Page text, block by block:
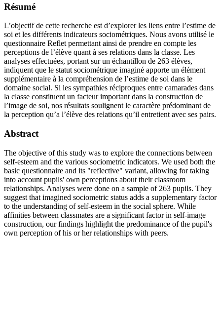
Résumé
L’objectif de cette recherche est d’explorer les liens entre l’estime de
soi et les différents indicateurs sociométriques. Nous avons utilisé le
questionnaire Reflet permettant ainsi de prendre en compte les
perceptions de l’élève quant à ses relations dans la classe. Les
analyses effectuées, portant sur un échantillon de 263 élèves,
indiquent que le statut sociométrique imaginé apporte un élément
supplémentaire à la compréhension de l’estime de soi dans le
domaine social. Si les sympathies réciproques entre camarades dans
la classe constituent un facteur important dans la construction de
l’image de soi, nos résultats soulignent le caractère prédominant de
la perception qu’a l’élève des relations qu’il entretient avec ses pairs.
Abstract
The objective of this study was to explore the connections between
self-esteem and the various sociometric indicators. We used both the
basic questionnaire and its "reflective" variant, allowing for taking
into account pupils' own perceptions about their classroom
relationships. Analyses were done on a sample of 263 pupils. They
suggest that imagined sociometric status adds a supplementary factor
to the understanding of self-esteem in the social sphere. While
affinities between classmates are a significant factor in self-image
construction, our findings highlight the predominance of the pupil's
own perception of his or her relationships with peers.